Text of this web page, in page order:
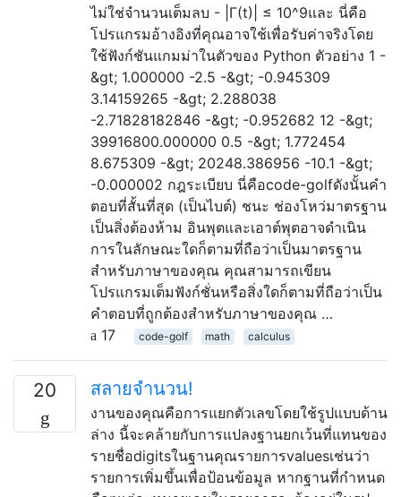
ไม่ใช่จำนวนเต็มลบ - |Γ(t)| ≤ 10^9และ นี่คือ
โปรแกรมอ้างอิงที่คุณอาจใช้เพื่อรับค่าจริงโดย
ใช้ฟังก์ชันแกมม่าในตัวของ Python ตัวอย่าง 1 -
&gt; 1.000000 -2.5 -&gt; -0.945309
3.14159265 -&gt; 2.288038
-2.71828182846 -&gt; -0.952682 12 -&gt;
39916800.000000 0.5 -&gt; 1.772454
8.675309 -&gt; 20248.386956 -10.1 -&gt;
-0.000002 กฎระเบียบ นี่คือcode-golfดังนั้นคำ
ตอบที่สั้นที่สุด (เป็นไบต์) ชนะ ช่องโหว่มาตรฐาน
เป็นสิ่งต้องห้าม อินพุตและเอาต์พุตอาจดำเนิน
การในลักษณะใดก็ตามที่ถือว่าเป็นมาตรฐาน
สำหรับภาษาของคุณ คุณสามารถเขียน
โปรแกรมเต็มฟังก์ชั่นหรือสิ่งใดก็ตามที่ถือว่าเป็น
คำตอบที่ถูกต้องสำหรับภาษาของคุณ …
17
code-golf math calculus
20 สลายจำนวน!
งานของคุณคือการแยกตัวเลขโดยใช้รูปแบบด้าน
ล่าง นี้จะคล้ายกับการแปลงฐานยกเว้นที่แทนของ
รายชื่อdigitsในฐานคุณรายการvaluesเช่นว่า
รายการเพิ่มขึ้นเพื่อป้อนข้อมูล หากฐานที่กำหนด